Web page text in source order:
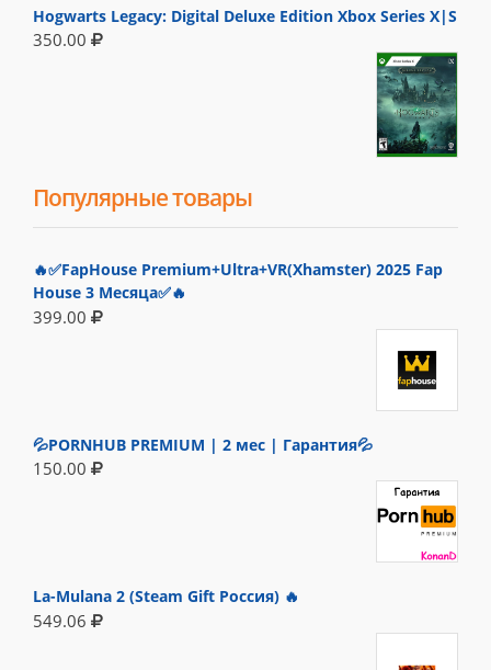
Hogwarts Legacy: Digital Deluxe Edition Xbox Series X|S
350.00
Популярные товары
🔥✅FapHouse Premium+Ultra+VR(Xhamster) 2025 Fap
House 3 Месяца✅🔥
399.00
💦PORNHUB PREMIUM | 2 мес | Гарантия💦
150.00
La-Mulana 2 (Steam Gift Россия) 🔥
549.06